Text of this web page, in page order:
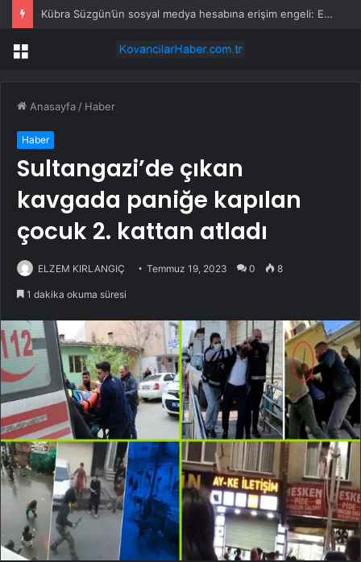
Kübra Süzgün’ün sosyal medya hesabına erişim engeli: Erdoğan’dan yardım istedi
Menü
Anasayfa / Haber
Haber
Sultangazi’de çıkan
kavgada paniğe kapılan
çocuk 2. kattan atladı
ELZEM KIRLANGIÇ Temmuz 19, 2023 0 8
1 dakika okuma süresi